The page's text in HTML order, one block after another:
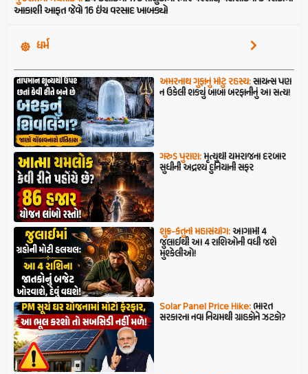
આકાશી આફત જેવો 16 ઇંચ વરસાદ ખાબક્યો
ધર્મ
અમરનાથ ગુફાનું મોટું રહસ્ય:સાયન્સ પણ
ન ઉકેલી શક્યું બાબા બરફાનીનું આ સત્ય!
ગરુડ પુરાણ:મૃત્યુથી યમરાજના દરબાર
સુધીની અદ્રશ્ય દુનિયાની સફર
શુક્ર-કેતુનો મહાસંયોગ:આગામી 4
જુલાઈથી આ 4 રાશિઓની વધી જશે
મુશ્કેલીઓ!
Solar Panel Price Hike:ભારત
સરકારના નવા નિયમથી ગ્રાહકોને ઝટકો?